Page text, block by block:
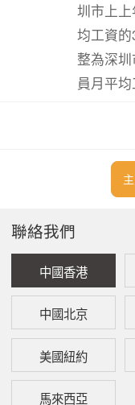
圳市上
均工資
整為深
員月平
自2024
崗職工
自2024
險的繳費
準, 無上
二、 繳費比例調整
自2024
聯絡我們
中國香港
中國北京
美國紐約
馬來西亞